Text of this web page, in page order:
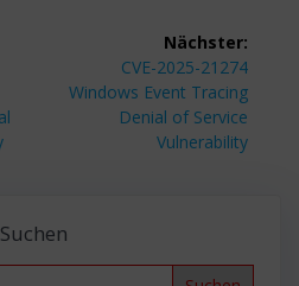
Nächster:
Nächster
Beitrag:
CVE-2025-21274
Windows Event Tracing
Denial of Service
Vulnerability
Suchen
Search